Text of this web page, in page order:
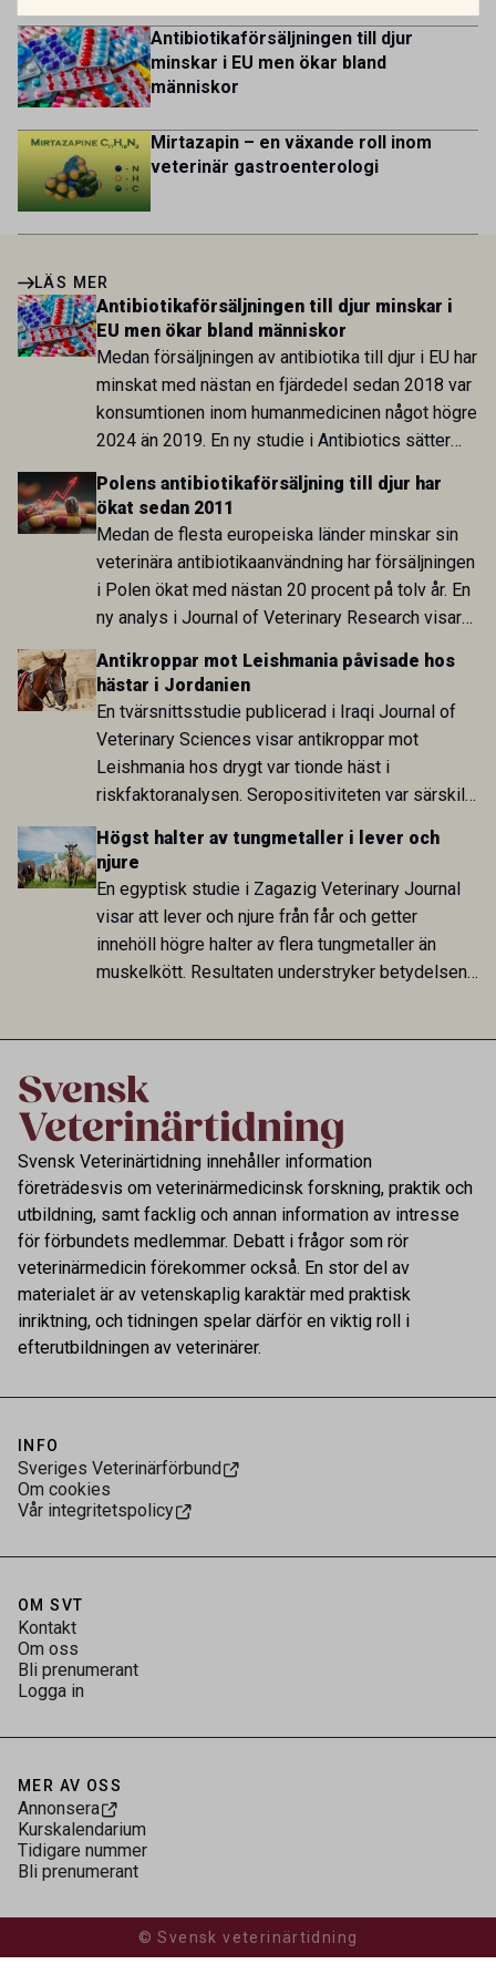
Antibiotikaförsäljningen till djur
minskar i EU men ökar bland
människor
Mirtazapin – en växande roll inom
veterinär gastroenterologi
LÄS MER
Antibiotikaförsäljningen till djur minskar i
EU men ökar bland människor
Medan försäljningen av antibiotika till djur i EU har
minskat med nästan en fjärdedel sedan 2018 var
konsumtionen inom humanmedicinen något högre
2024 än 2019. En ny studie i Antibiotics sätter
utvecklingen inom de båda sektorerna sida vid
sida och pekar på en obalans i EU:s One Health-
arbete.
Polens antibiotikaförsäljning till djur har
ökat sedan 2011
Medan de flesta europeiska länder minskar sin
veterinära antibiotikaanvändning har försäljningen
i Polen ökat med nästan 20 procent på tolv år. En
ny analys i Journal of Veterinary Research visar
att skillnaden mot lågförbrukarländer som
Sverige är fortsatt stor.
Antikroppar mot Leishmania påvisade hos
hästar i Jordanien
En tvärsnittsstudie publicerad i Iraqi Journal of
Veterinary Sciences visar antikroppar mot
Leishmania hos drygt var tionde häst i
riskfaktoranalysen. Seropositiviteten var särskilt
hög i Zarqa och statistiskt kopplad till bland
annat stallhållning. Resultaten visar att hästarna
har exponerats för parasiten – men inte att de
fungerar som reservoarer eller bidrar till
smittspridning.
Högst halter av tungmetaller i lever och
njure
En egyptisk studie i Zagazig Veterinary Journal
visar att lever och njure från får och getter
innehöll högre halter av flera tungmetaller än
muskelkött. Resultaten understryker betydelsen
Svensk Veterinärtidning innehåller information
företrädesvis om veterinärmedicinsk forskning, praktik och
utbildning, samt facklig och annan information av intresse
för förbundets medlemmar. Debatt i frågor som rör
veterinärmedicin förekommer också. En stor del av
materialet är av vetenskaplig karaktär med praktisk
inriktning, och tidningen spelar därför en viktig roll i
efterutbildningen av veterinärer.
INFO
Sveriges Veterinärförbund
Om cookies
Vår integritetspolicy
OM SVT
Kontakt
Om oss
Bli prenumerant
Logga in
MER AV OSS
Annonsera
Kurskalendarium
Tidigare nummer
Bli prenumerant
© Svensk veterinärtidning